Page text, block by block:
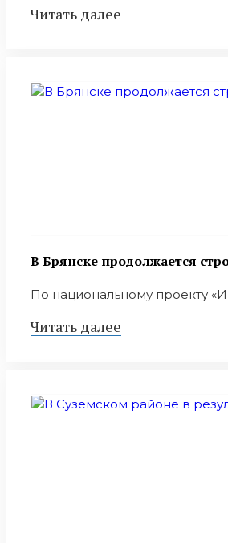
Читать далее
В Брянске продолжается
По национальному проекту
Читать далее